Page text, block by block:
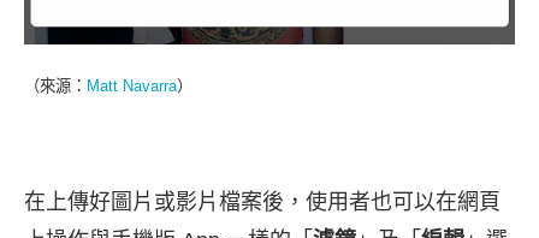
（來源： Matt Navarra）
在上傳好圖片或影片檔案後，使用者也可以在網頁